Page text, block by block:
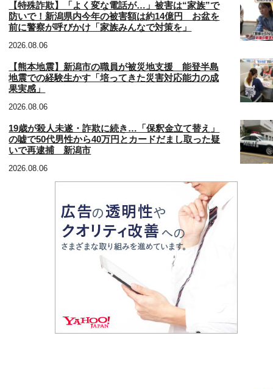
【特殊詐欺】「よく変な電話が…」被害は“家族”で
防いで！新潟県内今年の被害額は約14億円 お盆を
前に警察が呼びかけ「家族みんなで対策を」
2026.08.06
【熊本地震】新潟市の職員が被災地支援 能登半島
地震での経験生かす「培ってきた災害対応能力の成
果実感」
2026.08.06
19歳が殺人未遂・詐欺に続き…「保釈金立て替え」
の嘘で50代男性から40万円とカードだまし取った疑
いで再逮捕 新潟市
2026.08.06